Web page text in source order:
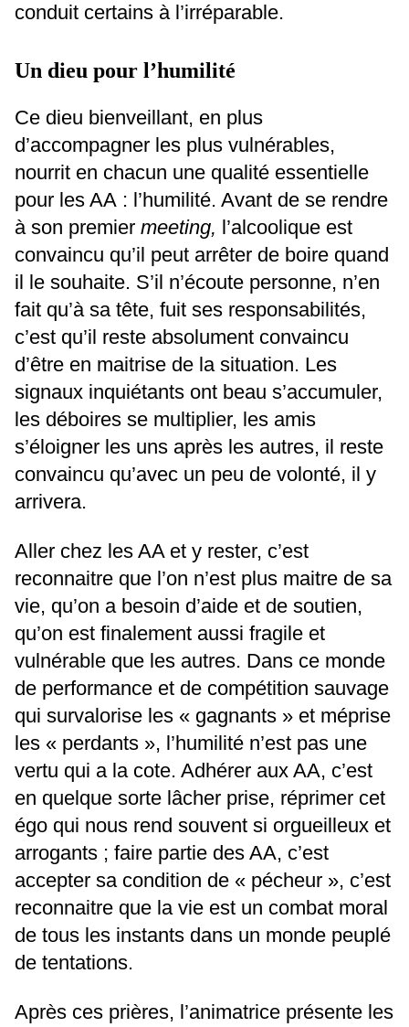
conduit certains à l’irréparable.
Un dieu pour l’humilité
Ce dieu bienveillant, en plus
d’accompagner les plus vulnérables,
nourrit en chacun une qualité essentielle
pour les AA : l’humilité. Avant de se rendre
à son premier meeting, l’alcoolique est
convaincu qu’il peut arrêter de boire quand
il le souhaite. S’il n’écoute personne, n’en
fait qu’à sa tête, fuit ses responsabilités,
c’est qu’il reste absolument convaincu
d’être en maitrise de la situation. Les
signaux inquiétants ont beau s’accumuler,
les déboires se multiplier, les amis
s’éloigner les uns après les autres, il reste
convaincu qu’avec un peu de volonté, il y
arrivera.
Aller chez les AA et y rester, c’est
reconnaitre que l’on n’est plus maitre de sa
vie, qu’on a besoin d’aide et de soutien,
qu’on est finalement aussi fragile et
vulnérable que les autres. Dans ce monde
de performance et de compétition sauvage
qui survalorise les « gagnants » et méprise
les « perdants », l’humilité n’est pas une
vertu qui a la cote. Adhérer aux AA, c’est
en quelque sorte lâcher prise, réprimer cet
égo qui nous rend souvent si orgueilleux et
arrogants ; faire partie des AA, c’est
accepter sa condition de « pécheur », c’est
reconnaitre que la vie est un combat moral
de tous les instants dans un monde peuplé
de tentations.
Après ces prières, l’animatrice présente les